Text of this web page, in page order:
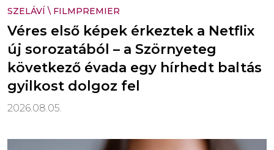
SZELÁVÍ \ FILMPREMIER
Véres első képek érkeztek a Netflix
új sorozatából – a Szörnyeteg
következő évada egy hírhedt baltás
gyilkost dolgoz fel
2026.08.05.